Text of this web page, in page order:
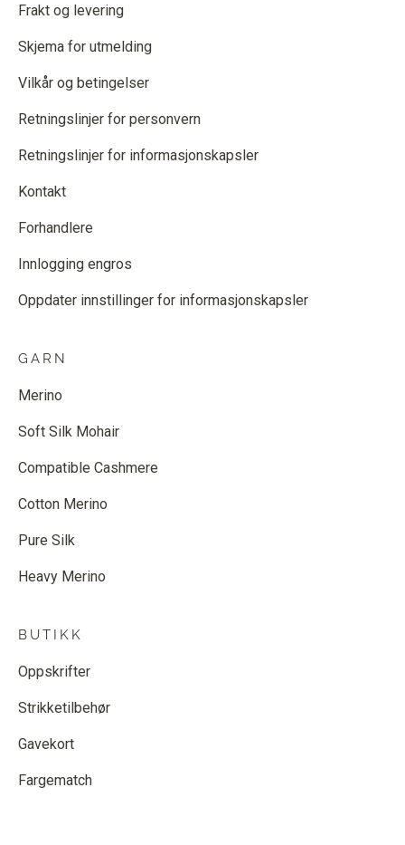
Frakt og levering
Skjema for utmelding
Vilkår og betingelser
Retningslinjer for personvern
Retningslinjer for informasjonskapsler
Kontakt
Forhandlere
Innlogging engros
Oppdater innstillinger for informasjonskapsler
GARN
Merino
Soft Silk Mohair
Compatible Cashmere
Cotton Merino
Pure Silk
Heavy Merino
BUTIKK
Oppskrifter
Strikketilbehør
Gavekort
Fargematch